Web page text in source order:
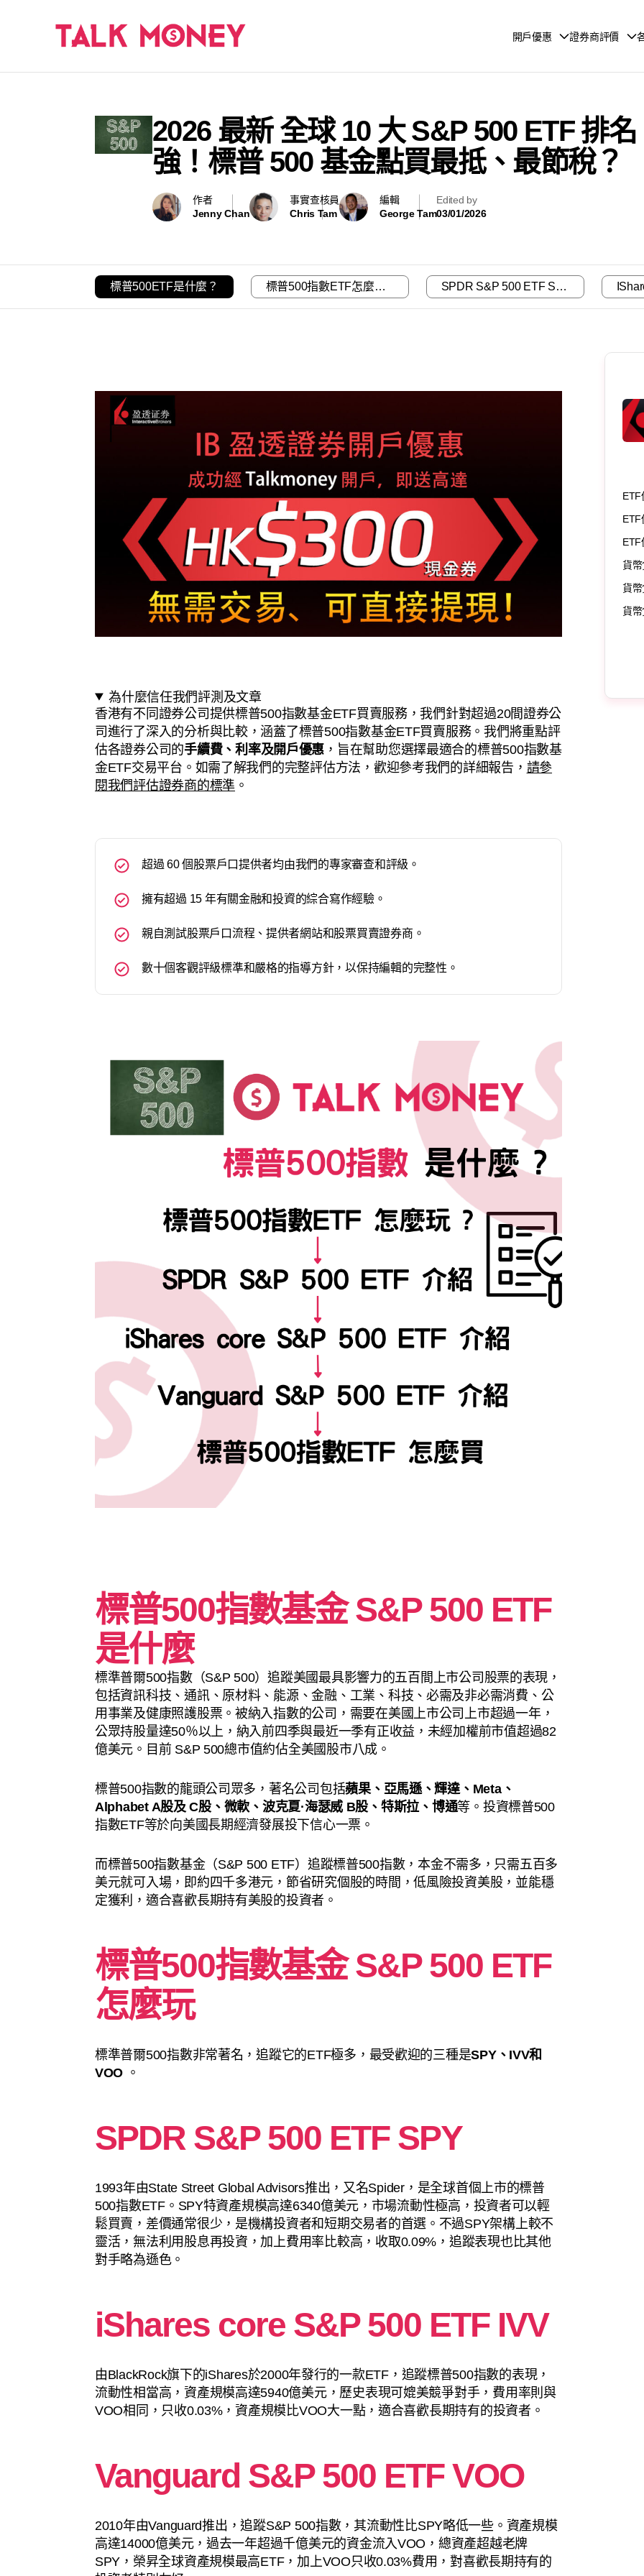
開戶優惠 證券商評價
2026 最新 全球 10 大 S&P 500 ETF 排
強！標普 500 基金點買最抵、最節稅？
作者
Jenny Chan
事實查核員
Chris Tam
編輯
George Tam
Edited by
03/01/2026
標普500ETF是什麼？ 標普500指數ETF怎麼玩？ SPDR S&P 500 ETF SPY
為什麼信任我們評測及文章
香港有不同證券公司提供標普500指數基金ETF買賣服務，我們針對超過20間證券公
司進行了深入的分析與比較，涵蓋了標普500指數基金ETF買賣服務。我們將重點評
估各證券公司的手續費、利率及開戶優惠 ，旨在幫助您選擇最適合的標普500指數基
金ETF交易平台。如需了解我們的完整評估方法，歡迎參考我們的詳細報告， 請參
閱我們評估證券商的標準 。
超過 60 個股票戶口提供者均由我們的專家審查和評級。
擁有超過 15 年有關金融和投資的綜合寫作經驗。
親自測試股票戶口流程、提供者網站和股票買賣證券商。
數十個客觀評級標準和嚴格的指導方針，以保持編輯的完整性。
標普500指數基金 S&P 500 ETF
是什麼
標準普爾500指數（S&P 500）追蹤美國最具影響力的五百間上市公司股票的表現，
包括資訊科技、通訊、原材料、能源、金融、工業、科技、必需及非必需消費、公
用事業及健康照護股票。被納入指數的公司，需要在美國上市公司上市超過一年，
公眾持股量達50％以上，納入前四季與最近一季有正收益，未經加權前市值超過82
億美元。目前 S&P 500總市值約佔全美國股市八成。
標普500指數的龍頭公司眾多，著名公司包括蘋果、亞馬遜、輝達、 Meta、
Alphabet A股及C股、 微軟、 波克夏·海瑟威 B股、 特斯拉、 博通等。投資標普500
指數ETF等於向美國長期經濟發展投下信心一票。
而標普500指數基金（S&P 500 ETF）追蹤標普500指數，本金不需多，只需五百多
美元就可入場，即約四千多港元，節省研究個股的時間，低風險投資美股，並能穩
定獲利，適合喜歡長期持有美股的投資者。
標普500指數基金 S&P 500 ETF
怎麼玩
標準普爾500指數非常著名，追蹤它的ETF極多，最受歡迎的三種是SPY、IVV和
VOO 。
SPDR S&P 500 ETF SPY
1993年由State Street Global Advisors推出，又名Spider，是全球首個上市的標普
500指數ETF。SPY特資產規模高達6340億美元，市場流動性極高，投資者可以輕
鬆買賣，差價通常很少，是機構投資者和短期交易者的首選。不過SPY架構上較不
靈活，無法利用股息再投資，加上費用率比較高，收取0.09%，追蹤表現也比其他
對手略為遜色。
iShares core S&P 500 ETF IVV
由BlackRock旗下的iShares於2000年發行的一款ETF，追蹤標普500指數的表現，
流動性相當高，資產規模高達5940億美元，歷史表現可媲美競爭對手，費用率則與
VOO相同，只收0.03%，資產規模比VOO大一點，適合喜歡長期持有的投資者。
Vanguard S&P 500 ETF VOO
2010年由Vanguard推出，追蹤S&P 500指數，其流動性比SPY略低一些。資產規模
高達14000億美元，過去一年超過千億美元的資金流入VOO，總資產超越老牌
SPY，榮昇全球資產規模最高ETF，加上VOO只收0.03%費用，對喜歡長期持有的
ETF
ETF
ETF
貨
貨
貨